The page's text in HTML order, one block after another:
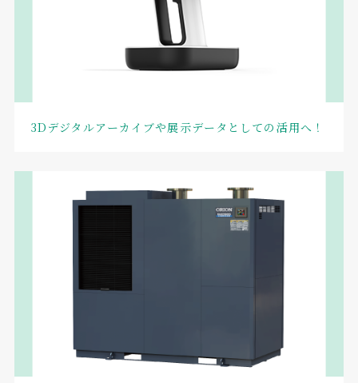
3Dデジタルアーカイブや展示データとしての活用へ！